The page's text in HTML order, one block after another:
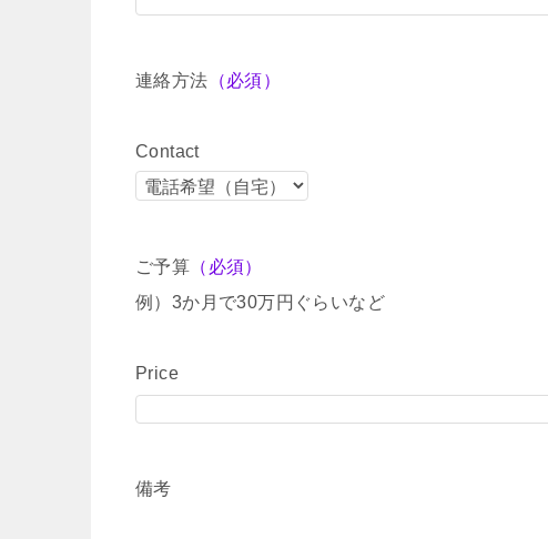
連絡方法 （必須）
Contact
ご予算 （必須）
例）3か月で30万円ぐらいなど
Price
備考